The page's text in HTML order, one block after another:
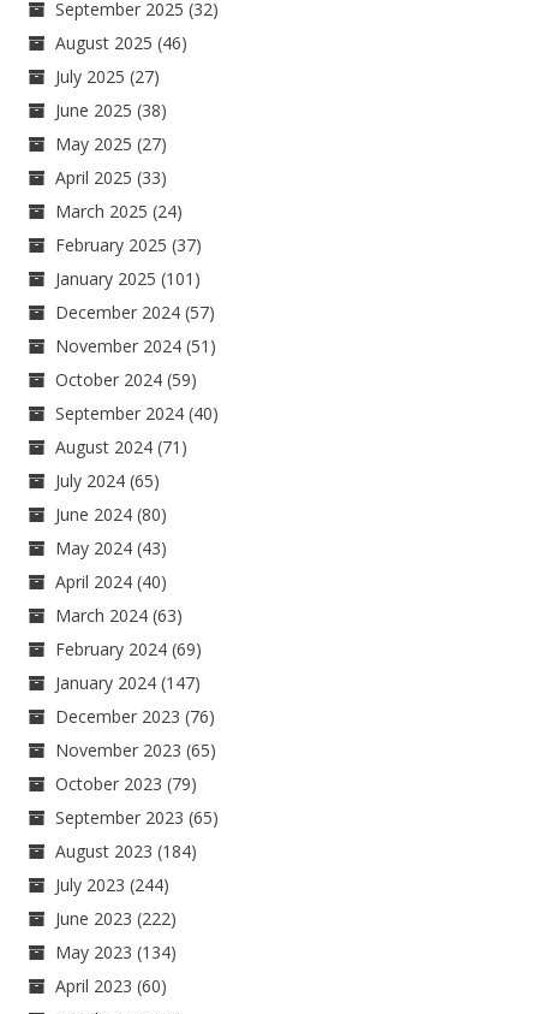
September 2025 (32)
August 2025 (46)
July 2025 (27)
June 2025 (38)
May 2025 (27)
April 2025 (33)
March 2025 (24)
February 2025 (37)
January 2025 (101)
December 2024 (57)
November 2024 (51)
October 2024 (59)
September 2024 (40)
August 2024 (71)
July 2024 (65)
June 2024 (80)
May 2024 (43)
April 2024 (40)
March 2024 (63)
February 2024 (69)
January 2024 (147)
December 2023 (76)
November 2023 (65)
October 2023 (79)
September 2023 (65)
August 2023 (184)
July 2023 (244)
June 2023 (222)
May 2023 (134)
April 2023 (60)